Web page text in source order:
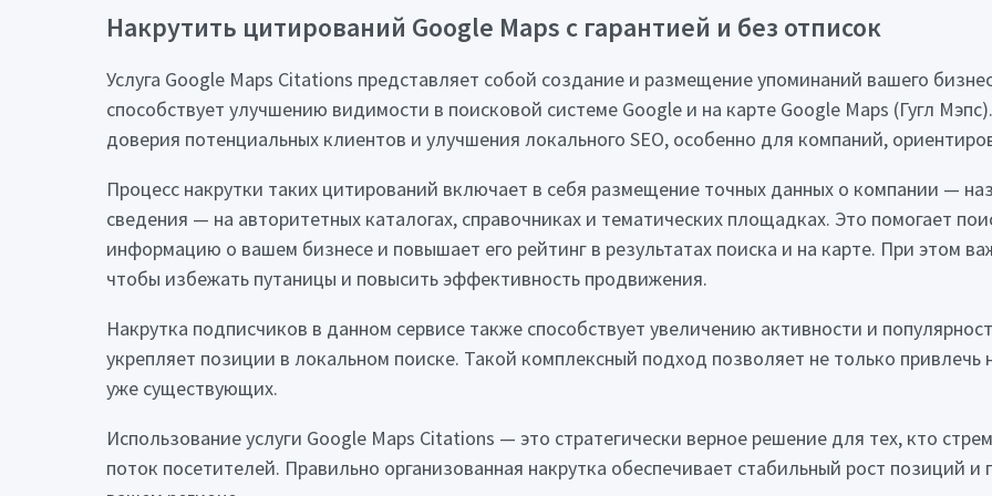
Накрутить цитирований Google Maps с гарантией и без отписок
Услуга Google Maps Citations представляет собой создание и размещение упоминаний вашего
способствует улучшению видимости в поисковой системе Google и на карте Google Maps (Гугл
доверия потенциальных клиентов и улучшения локального SEO, особенно для компаний,
Процесс накрутки таких цитирований включает в себя размещение точных данных о компании —
сведения — на авторитетных каталогах, справочниках и тематических площадках. Это помогает
информацию о вашем бизнесе и повышает его рейтинг в результатах поиска и на карте. При этом
чтобы избежать путаницы и повысить эффективность продвижения.
Накрутка подписчиков в данном сервисе также способствует увеличению активности и
укрепляет позиции в локальном поиске. Такой комплексный подход позволяет не только привлечь
уже существующих.
Использование услуги Google Maps Citations — это стратегически верное решение для тех, кто
поток посетителей. Правильно организованная накрутка обеспечивает стабильный рост позиций